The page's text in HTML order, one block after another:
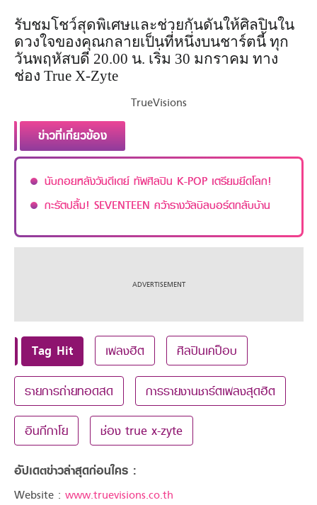
รับชมโชว์สุดพิเศษและช่วยกันดันให้ศิลปินใน
ดวงใจของคุณกลายเป็นที่หนึ่งบนชาร์ตนี้ ทุก
วันพฤหัสบดี 20.00 น. เริ่ม 30 มกราคม ทาง
ช่อง True X-Zyte
TrueVisions
ข่าวที่เกี่ยวข้อง
นับถอยหลังวันดีเดย์ ทัพศิลปิน K-POP เตรียมยึดโลก!
กะรัตปลื้ม! SEVENTEEN คว้ารางวัลบิลบอร์ดกลับบ้าน
Tag Hit เพลงฮิต ศิลปินเคป็อบ
รายการถ่ายทอดสด การรายงานชาร์ตเพลงสุดฮิต
อินกีกาโย ช่อง true x-zyte
อัปเดตข่าวล่าสุดก่อนใคร :
Website : www.truevisions.co.th